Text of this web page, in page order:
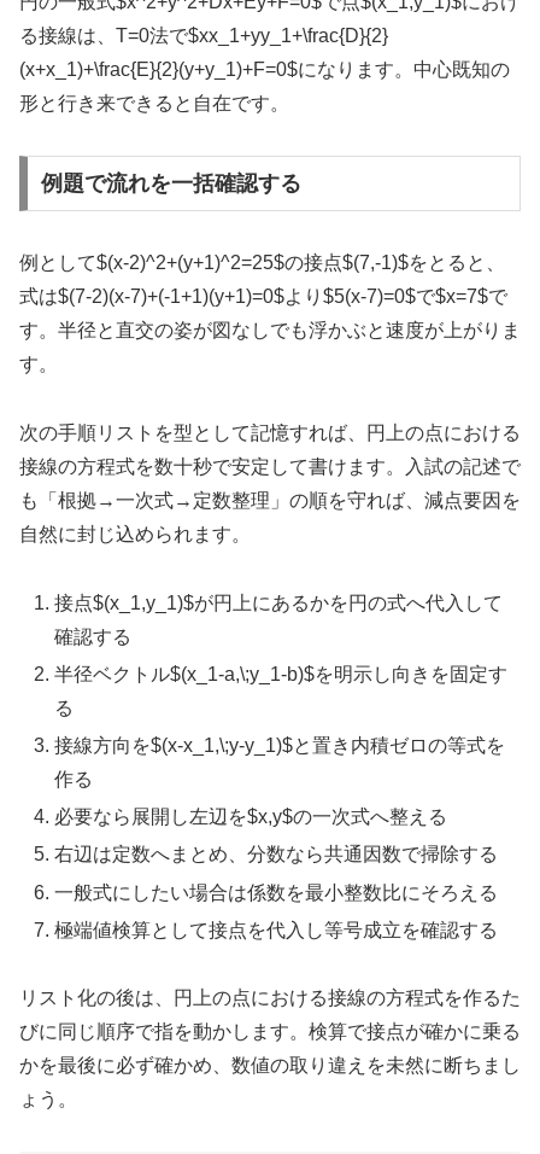
る接線は、T=0法で$xx_1+yy_1+\frac{D}{2}
(x+x_1)+\frac{E}{2}(y+y_1)+F=0$になります。中心既知の
形と行き来できると自在です。
例題で流れを一括確認する
例として$(x-2)^2+(y+1)^2=25$の接点$(7,-1)$をとると、
式は$(7-2)(x-7)+(-1+1)(y+1)=0$より $5(x-7)=0$で$x=7$で
す。半径と直交の姿が図なしでも浮かぶと速度が上がりま
す。
次の手順リストを型として記憶すれば、円上の点における
接線の方程式を数十秒で安定して書けます。入試の記述で
も「根拠→一次式→定数整理」の順を守れば、減点要因を
自然に封じ込められます。
接点$(x_1,y_1)$が円上にあるかを円の式へ代入して
確認する
半径ベクトル$(x_1-a,\;y_1-b)$を明示し向きを固定す
る
接線方向を$(x-x_1,\;y-y_1)$と置き内積ゼロの等式を
作る
必要なら展開し左辺を$x,y$の一次式へ整える
右辺は定数へまとめ、分数なら共通因数で掃除する
一般式にしたい場合は係数を最小整数比にそろえる
極端値検算として接点を代入し等号成立を確認する
リスト化の後は、円上の点における接線の方程式を作るた
びに同じ順序で指を動かします。検算で接点が確かに乗る
かを最後に必ず確かめ、数値の取り違えを未然に断ちまし
ょう。